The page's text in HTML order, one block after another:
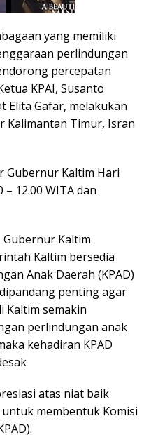
yang memiliki
perlindungan
percepatan
KPAI, Susanto
Elita Gafar, melakukan
Kalimantan Timur, Isran
Gubernur Kaltim Hari
– 12.00 WITA dan
Kaltim
Kaltim bersedia
Anak Daerah (KPAD)
penting agar
Kaltim semakin
perlindungan anak
kehadiran KPAD
atas niat baik
membentuk Komisi